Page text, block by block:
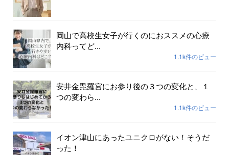
岡山で高校生女子が行くのにおススメの心療
内科ってど...
1.1k件のビュー
安井金毘羅宮にお参り後の３つの変化と、１
つの変わら...
1.1k件のビュー
イオン津山にあったユニクロがない！そうだ
った！